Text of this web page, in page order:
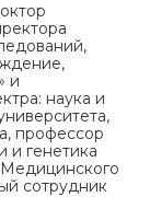
и
наука и
профессор
и генетика
Медицинского
сотрудник